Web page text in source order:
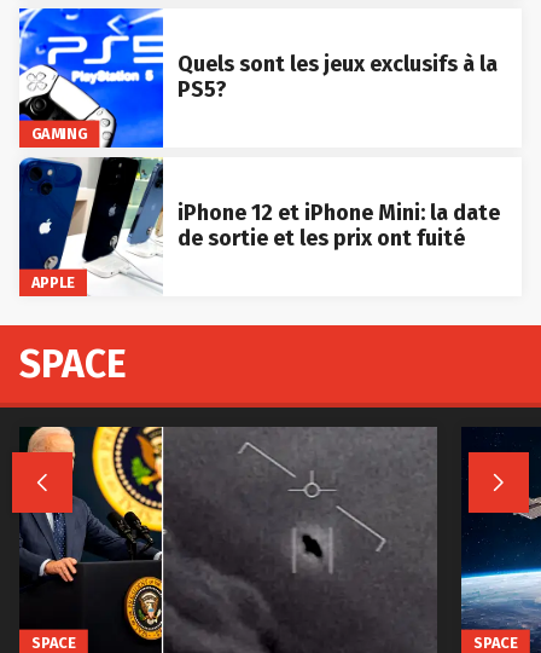
GAMING
Quels sont les jeux exclusifs à la
PS5?
APPLE
iPhone 12 et iPhone Mini: la date
de sortie et les prix ont fuité
SPACE
 
SPACE SPACE